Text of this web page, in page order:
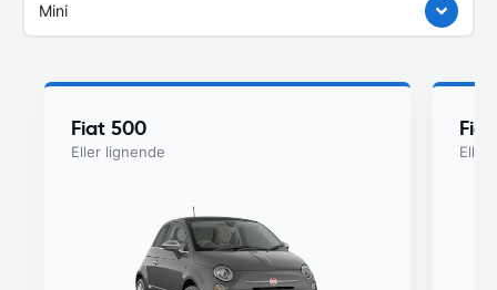
Mini
Fiat 500
Eller lignende Eller